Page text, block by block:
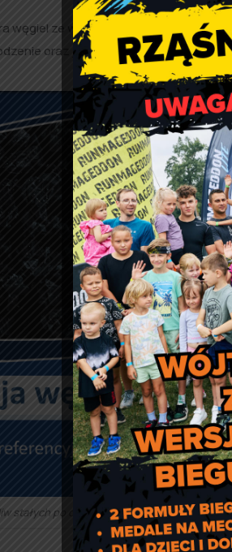
węgiel ze wskazanych przez organy
oraz jakość.
stałych po cenach preferencyjnych